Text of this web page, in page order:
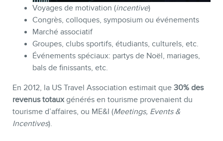
CONTACT
Voyages de motivation (incentive)
Congrès, colloques, symposium ou événements
Marché associatif
Groupes, clubs sportifs, étudiants, culturels, etc.
Événements spéciaux: partys de Noël, mariages,
bals de finissants, etc.
En 2012, la US Travel Association estimait que 30% des
revenus totauxgénérés en tourisme provenaient du
tourisme d’affaires, ou ME&I (Meetings, Events &
Incentives).